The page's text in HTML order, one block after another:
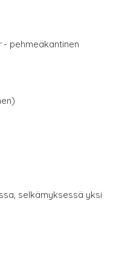
- pehmeäkantinen
selkämyksessä yksi